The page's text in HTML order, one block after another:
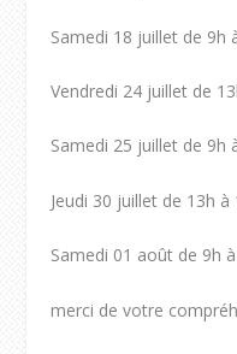
Samedi 18 juillet de 9h
Vendredi 24 juillet de
Samedi 25 juillet de 9h
Jeudi 30 juillet de 13h à
Samedi 01 août de 9h
merci de votre